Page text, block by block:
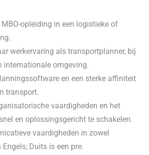
opleiding in een logistieke of
werkervaring als transportplanner, bij
internationale omgeving.
en een sterke affiniteit
transport.
vaardigheden en het
en oplossingsgericht te schakelen.
vaardigheden in zowel
Duits is een pre.